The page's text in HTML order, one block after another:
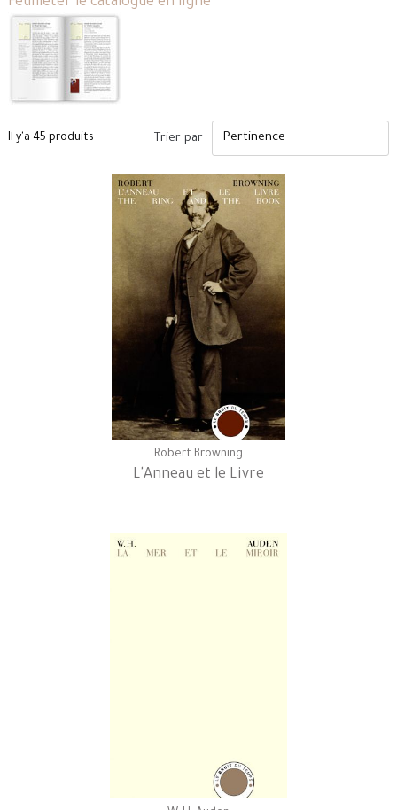
Il y'a 45 produits Trier par
Robert Browning
L'Anneau et le Livre